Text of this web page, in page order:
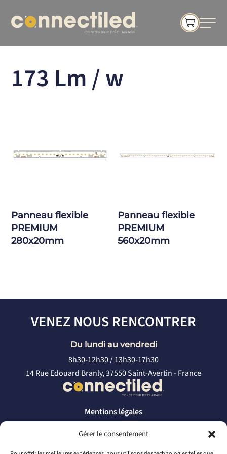
Gérer le consentement
173 Lm / w
Panneau flexible
PREMIUM
280x20mm
Panneau flexible
PREMIUM
560x20mm
VENEZ NOUS RENCONTRER
Du lundi au vendredi
8h30-12h30 / 13h30-17h30
14 Rue Edouard Branly, 37550 Saint-Avertin - France
Mentions légales
Politique de confidentialité
CONTACTEZ-NOUS